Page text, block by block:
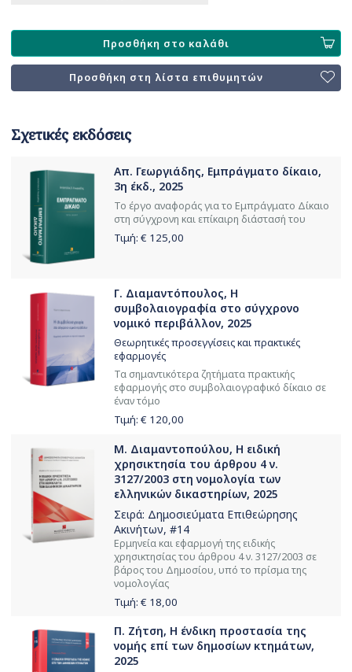
Προσθήκη στο καλάθι
Προσθήκη στη λίστα επιθυμητών
Σχετικές εκδόσεις
Απ. Γεωργιάδης, Εμπράγματο δίκαιο,
3η έκδ., 2025
Το έργο αναφοράς για το Εμπράγματο Δίκαιο
στη σύγχρονη και επίκαιρη διάστασή του
Τιμή: € 125,00
Γ. Διαμαντόπουλος, Η
συμβολαιογραφία στο σύγχρονο
νομικό περιβάλλον, 2025
Θεωρητικές προσεγγίσεις και πρακτικές
εφαρμογές
Τα σημαντικότερα ζητήματα πρακτικής
εφαρμογής στο συμβολαιογραφικό δίκαιο σε
έναν τόμο
Τιμή: € 120,00
Μ. Διαμαντοπούλου, Η ειδική
χρησικτησία του άρθρου 4 ν.
3127/2003 στη νομολογία των
ελληνικών δικαστηρίων, 2025
Σειρά: Δημοσιεύματα Επιθεώρησης
Ακινήτων, #14
Ερμηνεία και εφαρμογή της ειδικής
χρησικτησίας του άρθρου 4 ν. 3127/2003 σε
βάρος του Δημοσίου, υπό το πρίσμα της
νομολογίας
Τιμή: € 18,00
Π. Ζήτση, Η ένδικη προστασία της
νομής επί των δημοσίων κτημάτων,
2025